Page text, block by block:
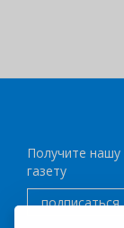
Получите
газету
подписаться